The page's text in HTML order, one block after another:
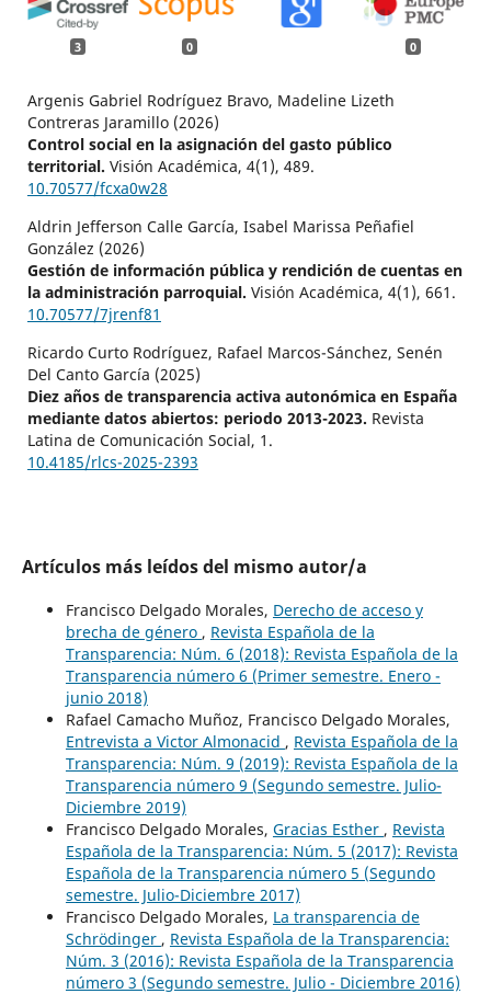
3 0 0
Argenis Gabriel Rodríguez Bravo, Madeline Lizeth
Contreras Jaramillo (2026)
Control social en la asignación del gasto público
territorial. Visión Académica, 4(1), 489.
10.70577/fcxa0w28
Aldrin Jefferson Calle García, Isabel Marissa Peñafiel
González (2026)
Gestión de información pública y rendición de cuentas en
la administración parroquial. Visión Académica, 4(1), 661.
10.70577/7jrenf81
Ricardo Curto Rodríguez, Rafael Marcos-Sánchez, Senén
Del Canto García (2025)
Diez años de transparencia activa autonómica en España
mediante datos abiertos: periodo 2013-2023. Revista
Latina de Comunicación Social, 1.
10.4185/rlcs-2025-2393
Artículos más leídos del mismo autor/a
Francisco Delgado Morales, Derecho de acceso y
brecha de género , Revista Española de la
Transparencia: Núm. 6 (2018): Revista Española de la
Transparencia número 6 (Primer semestre. Enero -
junio 2018)
Rafael Camacho Muñoz, Francisco Delgado Morales,
Entrevista a Victor Almonacid , Revista Española de la
Transparencia: Núm. 9 (2019): Revista Española de la
Transparencia número 9 (Segundo semestre. Julio-
Diciembre 2019)
Francisco Delgado Morales, Gracias Esther , Revista
Española de la Transparencia: Núm. 5 (2017): Revista
Española de la Transparencia número 5 (Segundo
semestre. Julio-Diciembre 2017)
Francisco Delgado Morales, La transparencia de
Schrödinger , Revista Española de la Transparencia:
Núm. 3 (2016): Revista Española de la Transparencia
número 3 (Segundo semestre. Julio - Diciembre 2016)